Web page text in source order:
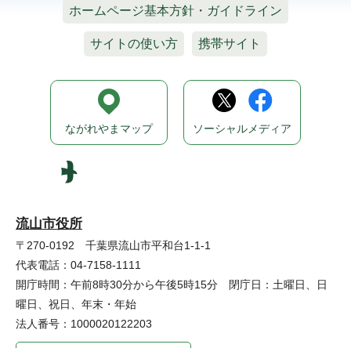
ホームページ基本方針・ガイドライン
サイトの使い方 携帯サイト
流山市役所
〒270-0192 千葉県流山市平和台1-1-1
代表電話：04-7158-1111
開庁時間：午前8時30分から午後5時15分 閉庁日：土曜日、日
曜日、祝日、年末・年始
法人番号：1000020122203
ながれやまマップ ソーシャルメディア